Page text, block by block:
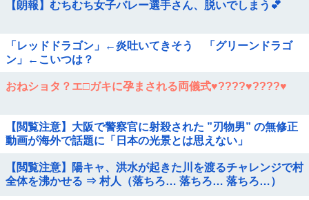
【朗報】むちむち女子バレー選手さん、脱いでしまう💕
「レッドドラゴン」←炎吐いてきそう 「グリーンドラゴ
ン」←こいつは？
おねショタ？エ□ガキに孕まされる両儀式♥️????♥️????♥️
【閲覧注意】大阪で警察官に射殺された ”刃物男” の無修正
動画が海外で話題に「日本の光景とは思えない」
【閲覧注意】陽キャ、洪水が起きた川を渡るチャレンジで村
全体を沸かせる ⇒ 村人（落ちろ… 落ちろ… 落ちろ…）